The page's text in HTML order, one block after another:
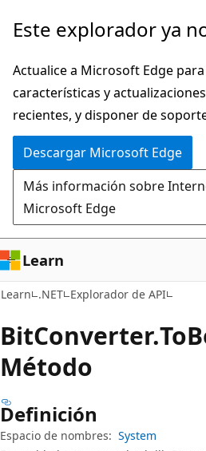
Ir
contenido
principal
Ir
la
navegación
en
la
página
Este explorador ya
Actualice a Microsoft Edge
características y
recientes, y disponer de
Descargar Microsoft Edge
Más información sobre
Microsoft Edge
Learn
Learn .NET Explorador de API
BitConverter.To
Método
Definición
Espacio de nombres: System